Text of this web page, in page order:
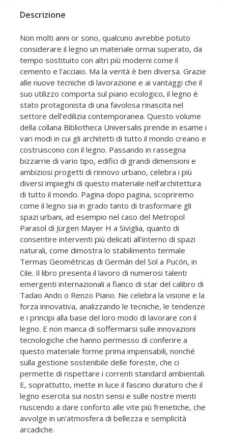
Descrizione
Non molti anni or sono, qualcuno avrebbe potuto
considerare il legno un materiale ormai superato, da
tempo sostituito con altri più moderni come il
cemento e l'acciaio. Ma la verità è ben diversa. Grazie
alle nuove tecniche di lavorazione e ai vantaggi che il
suo utilizzo comporta sul piano ecologico, il legno è
stato protagonista di una favolosa rinascita nel
settore dell'edilizia contemporanea. Questo volume
della collana Bibliotheca Universalis prende in esame i
vari modi in cui gli architetti di tutto il mondo creano e
costruiscono con il legno. Passando in rassegna
bizzarrie di vario tipo, edifici di grandi dimensioni e
ambiziosi progetti di rinnovo urbano, celebra i più
diversi impieghi di questo materiale nell'architettura
di tutto il mondo. Pagina dopo pagina, scopriremo
come il legno sia in grado tanto di trasformare gli
spazi urbani, ad esempio nel caso del Metropol
Parasol di Jürgen Mayer H a Siviglia, quanto di
consentire interventi più delicati all'interno di spazi
naturali, come dimostra lo stabilimento termale
Termas Geométricas di Germán del Sol a Pucón, in
Cile. Il libro presenta il lavoro di numerosi talenti
emergenti internazionali a fianco di star del calibro di
Tadao Ando o Renzo Piano. Ne celebra la visione e la
forza innovativa, analizzando le tecniche, le tendenze
e i principi alla base del loro modo di lavorare con il
legno. E non manca di soffermarsi sulle innovazioni
tecnologiche che hanno permesso di conferire a
questo materiale forme prima impensabili, nonché
sulla gestione sostenibile delle foreste, che ci
permette di rispettare i correnti standard ambientali.
E, soprattutto, mette in luce il fascino duraturo che il
legno esercita sui nostri sensi e sulle nostre menti
riuscendo a dare conforto alle vite più frenetiche, che
avvolge in un'atmosfera di bellezza e semplicità
arcadiche.